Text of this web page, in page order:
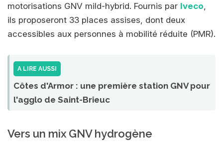
motorisations GNV mild-hybrid. Fournis par Iveco
ils proposeront 33 places assises, dont deux
accessibles aux personnes à mobilité réduite (PMR).
A LIRE AUSSI
Côtes d'Armor : une première station GNV pour
l'agglo de Saint-Brieuc
Vers un mix GNV hydrogène